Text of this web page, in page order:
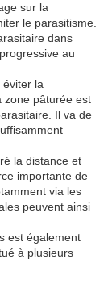
sur la
le parasitisme.
dans
au
la
zone pâturée est
Il va de
la distance et
importante de
via les
peuvent ainsi
est également
à plusieurs